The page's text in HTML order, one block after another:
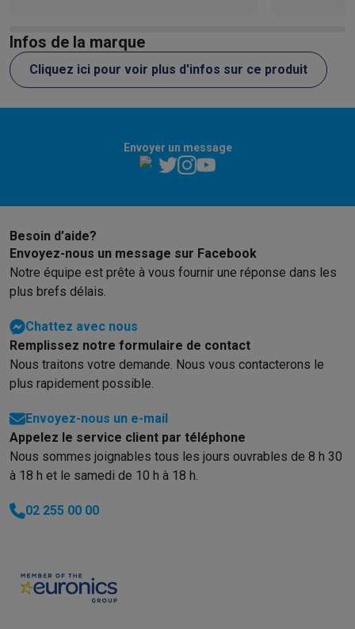
Infos de la marque
Cliquez ici pour voir plus d'infos sur ce produit
Envoyer un message
Besoin d’aide?
Envoyez-nous un message sur Facebook
Notre équipe est prête à vous fournir une réponse dans les
plus brefs délais.
Chattez avec nous
Remplissez notre formulaire de contact
Nous traitons votre demande. Nous vous contacterons le
plus rapidement possible.
Envoyez-nous un e-mail
Appelez le service client par téléphone
Nous sommes joignables tous les jours ouvrables de 8 h 30
à 18 h et le samedi de 10 h à 18 h.
02 255 00 00